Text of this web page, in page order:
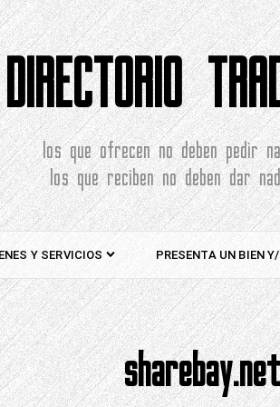
DIRECTORIO
los que ofrecen no deben pedir
los que reciben no deben dar
Y SERVICIOS PRESENTA UN BIEN